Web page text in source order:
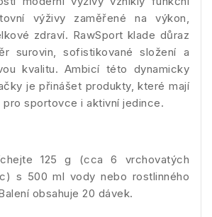
výživy zaměřené na výkon,
zdraví. RawSport klade důraz
surovin, sofistikované složení a
kvalitu. Ambicí této dynamicky
je přinášet produkty, které mají
sportovce i aktivní jedince.
125 g (cca 6 vrchovatých
s 500 ml vody nebo rostlinného
obsahuje 20 dávek.